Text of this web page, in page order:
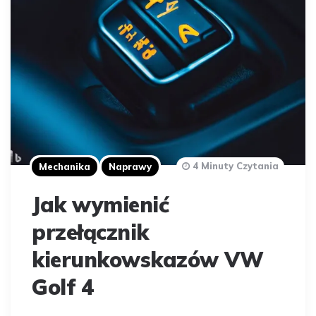
Mechanika Naprawy
Jak wymienić
przełącznik
kierunkowskazów VW
Golf 4
4 Minuty Czytania